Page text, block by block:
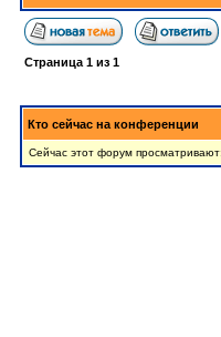
Страница 1 из 1
Кто сейчас на конференции
Сейчас этот форум